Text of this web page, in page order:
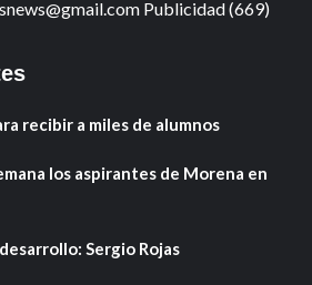
Publicidad (669)
recibir a miles de alumnos
los aspirantes de Morena en
Sergio Rojas